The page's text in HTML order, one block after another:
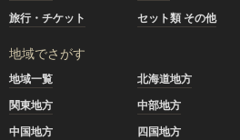
旅行・チケット
セット類 その他
地域でさがす
地域一覧 北海道地方
関東地方
中部地方
中国地方
四国地方